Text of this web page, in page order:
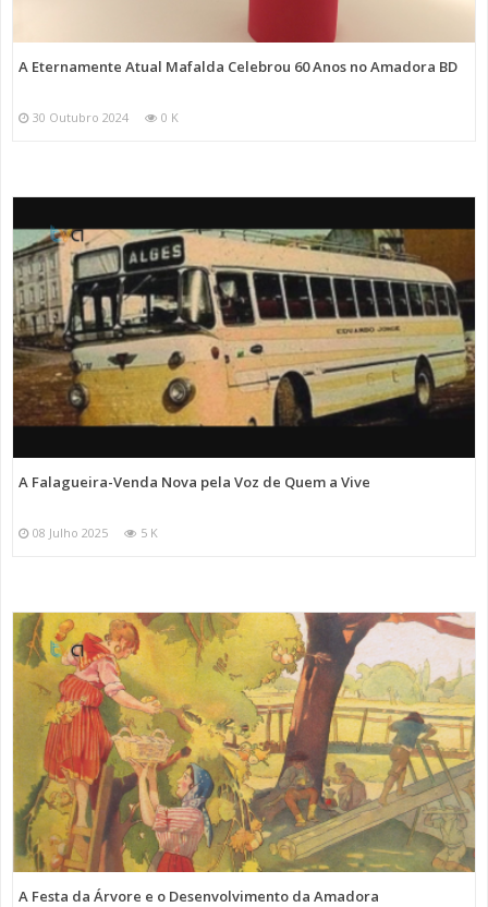
A Eternamente Atual Mafalda Celebrou 60 Anos no Amadora BD
30 Outubro 2024 0 K
A Falagueira-Venda Nova pela Voz de Quem a Vive
08 Julho 2025 5 K
A Festa da Árvore e o Desenvolvimento da Amadora